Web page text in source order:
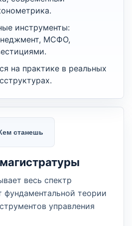
инструменты:
МСФО,
на практике в реальных
станешь
весь спектр
теории
управления